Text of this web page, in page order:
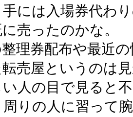
には入場券代わ
売ったのかな。
整理券配布や最近
売屋というのは
人の目で見ると
周りの人に習って